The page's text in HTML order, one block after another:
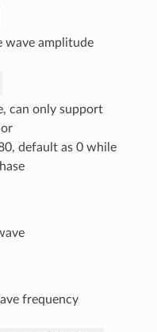
wave amplitude
can only support
or
default as 0 while
frequency